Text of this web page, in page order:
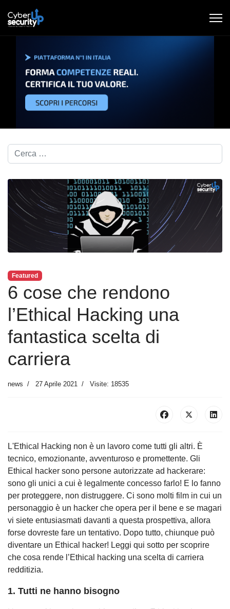
Cerca nel blog...
Featured
6 cose che rendono
l’Ethical Hacking una
fantastica scelta di
carriera
news 27 Aprile 2021 Visite: 18535
L'Ethical Hacking non è un lavoro come tutti gli altri. È
tecnico, emozionante, avventuroso e promettente. Gli
Ethical hacker sono persone autorizzate ad hackerare:
sono gli unici a cui è legalmente concesso farlo! E lo fanno
per proteggere, non distruggere. Ci sono molti film in cui un
personaggio è un hacker che opera per il bene e se magari
vi siete entusiasmati davanti a questa prospettiva, allora
forse dovreste fare un tentativo. Dopo tutto, chiunque può
diventare un Ethical hacker! Leggi qui sotto per scoprire
che cosa rende l’Ethical hacking una scelta di carriera
redditizia.
1. Tutti ne hanno bisogno